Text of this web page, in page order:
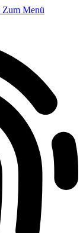
Zum Menü